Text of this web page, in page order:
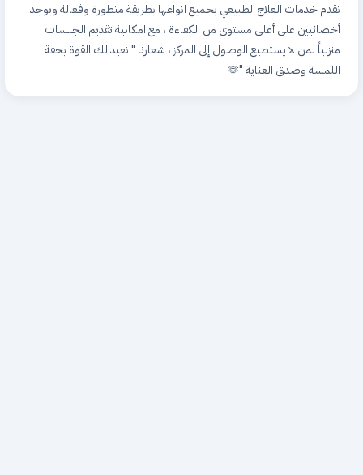
نقدم خدمات العلاج الطبيعي بجميع انواعها بطريقة متطورة وفعالة ويوجد
أخصائيين على أعلى مستوى من الكفاءة ، مع امكانية تقديم الجلسات
منزلياً لمن لا يستطيع الوصول إلى المركز ، شعارنا " نعيد لك القوة بخفة
اللمسة وصدق العناية "🫶